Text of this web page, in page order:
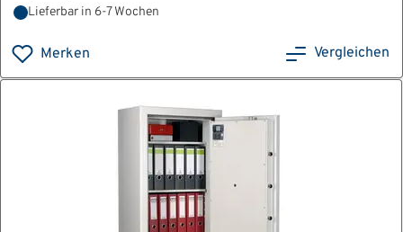
Lieferbar in 6-7 Wochen
Merken Vergleichen